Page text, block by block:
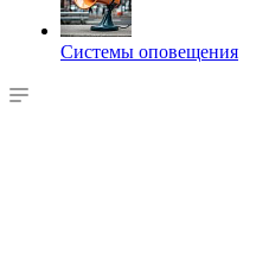
Системы оповещения